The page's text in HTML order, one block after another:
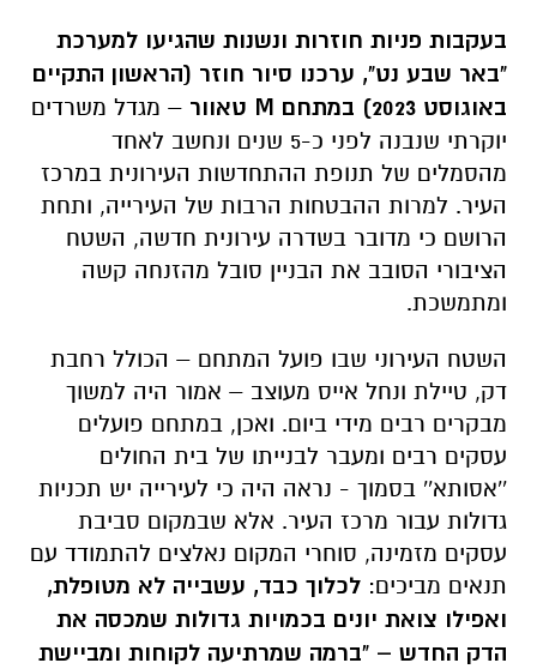
בעקבות פניות חוזרות ונשנות שהגיעו למערכת
"באר שבע נט", ערכנו סיור חוזר (הראשון התקיים
באוגוסט 2023) במתחם M טאוור
– מגדל משרדים
יוקרתי שנבנה לפני כ-5 שנים ונחשב לאחד
מהסמלים של תנופת ההתחדשות העירונית במרכז
העיר. למרות ההבטחות הרבות של העירייה, ותחת
הרושם כי מדובר בשדרה עירונית חדשה, השטח
הציבורי הסובב את הבניין סובל מהזנחה קשה
ומתמשכת.
השטח העירוני שבו פועל המתחם – הכולל רחבת
דק, טיילת ונחל אייס מעוצב – אמור היה למשוך
מבקרים רבים מידי ביום. ואכן, במתחם פועלים
עסקים רבים ומעבר לבנייתו של בית החולים
''אסותא'' בסמוך - נראה היה כי לעירייה יש תכניות
גדולות עבור מרכז העיר. אלא שבמקום סביבת
עסקים מזמינה, סוחרי המקום נאלצים להתמודד עם
תנאים מביכים: לכלוך כבד, עשבייה לא מטופלת,
ואפילו צואת יונים בכמויות גדולות שמכסה את
הדק החדש – "ברמה שמרתיעה לקוחות ומביישת